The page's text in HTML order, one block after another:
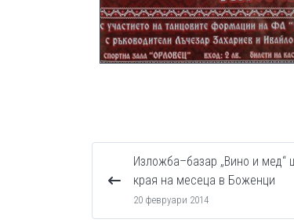
Изложба–базар „Вино и мед“
края на месеца в Боженци
20 февруари 2014